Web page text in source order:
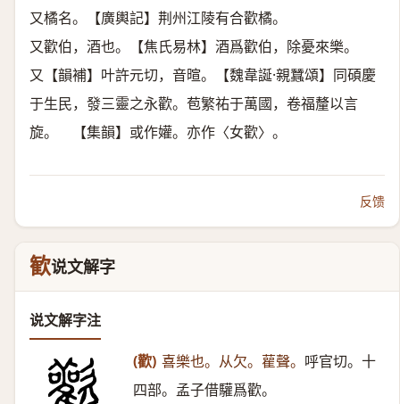
又橘名。【廣輿記】荆州江陵有合歡橘。
又歡伯，酒也。【焦氏易林】酒爲歡伯，除憂來樂。
又【韻補】叶許元切，音暄。【魏韋誕·親蠶頌】同碩慶
于生民，發三靈之永歡。苞繁祐于萬國，卷福釐以言
旋。 【集韻】或作孉。亦作〈女歡〉。
反馈
歓说文解字
说文解字注
(歡) 喜樂也。从欠。雚聲。 呼官切。十
四部。孟子借驩爲歡。